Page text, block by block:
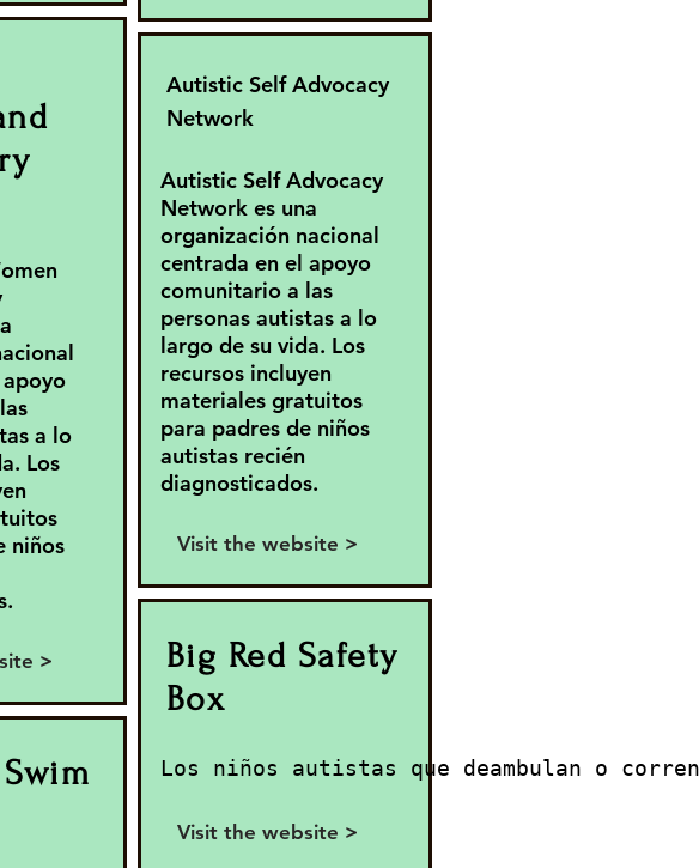
a lo
Los
niños
>
Autistic Self Advocacy
Network
Autistic Self Advocacy
Network es una
organización nacional
centrada en el apoyo
comunitario a las
personas autistas a lo
largo de su vida. Los
recursos incluyen
materiales gratuitos
para padres de niños
autistas recién
diagnosticados.
Visit the website >
Big Red Safety
Box
Los niños autistas que deambulan o
Visit the website >